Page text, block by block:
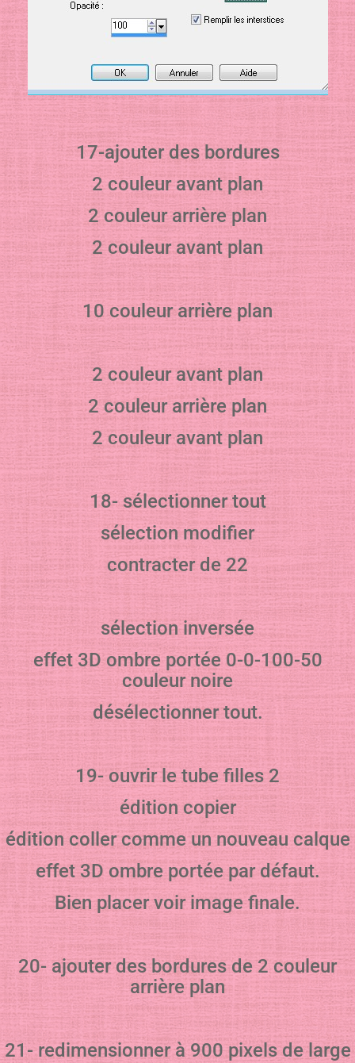
17-ajouter des bordures
2 couleur avant plan
2 couleur arrière plan
2 couleur avant plan
10 couleur arrière plan
2 couleur avant plan
2 couleur arrière plan
2 couleur avant plan
18- sélectionner tout
sélection modifier
contracter de 22
sélection inversée
effet 3D ombre portée 0-0-100-50
couleur noire
désélectionner tout.
19- ouvrir le tube filles 2
édition copier
édition coller comme un nouveau calque
effet 3D ombre portée par défaut.
Bien placer voir image finale.
20- ajouter des bordures de 2 couleur
arrière plan
21- redimensionner à 900 pixels de large